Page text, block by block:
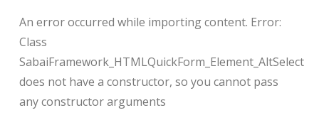
An error occurred while importing content. Error:
Class
SabaiFramework_HTMLQuickForm_Element_AltSelect
does not have a constructor, so you cannot pass
any constructor arguments